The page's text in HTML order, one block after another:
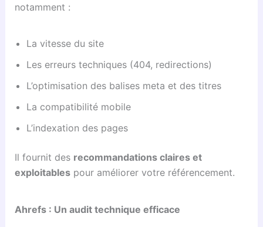
notamment :
La vitesse du site
Les erreurs techniques (404, redirections)
L’optimisation des balises meta et des titres
La compatibilité mobile
L’indexation des pages
Il fournit des recommandations claires et
exploitablespour améliorer votre référencement.
Ahrefs : Un audit technique efficace